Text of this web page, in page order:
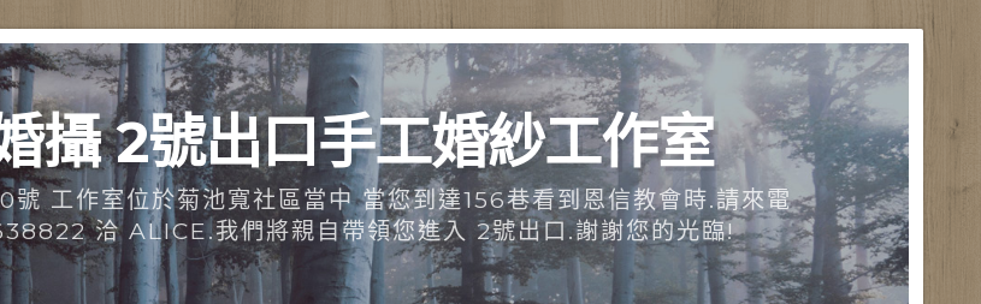
攝 2號出口手工婚紗工作室
號 工作室位於菊池寬社區當中 當您到達156巷看到恩信教會時.請來電
洽 ALICE.我們將親自帶領您進入 2號出口.謝謝您的光臨!